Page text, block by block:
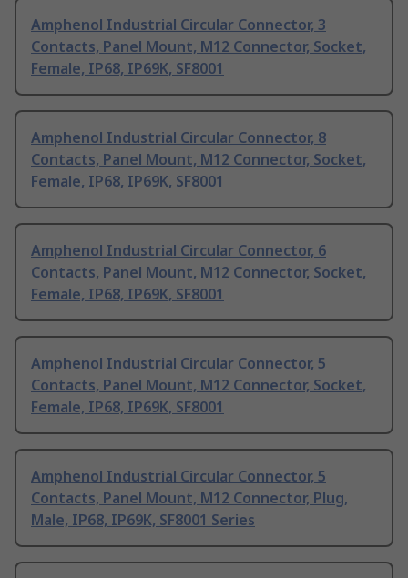
Amphenol Industrial Circular Connector, 3
Contacts, Panel Mount, M12 Connector, Socket,
Female, IP68, IP69K, SF8001
Amphenol Industrial Circular Connector, 8
Contacts, Panel Mount, M12 Connector, Socket,
Female, IP68, IP69K, SF8001
Amphenol Industrial Circular Connector, 6
Contacts, Panel Mount, M12 Connector, Socket,
Female, IP68, IP69K, SF8001
Amphenol Industrial Circular Connector, 5
Contacts, Panel Mount, M12 Connector, Socket,
Female, IP68, IP69K, SF8001
Amphenol Industrial Circular Connector, 5
Contacts, Panel Mount, M12 Connector, Plug,
Male, IP68, IP69K, SF8001 Series